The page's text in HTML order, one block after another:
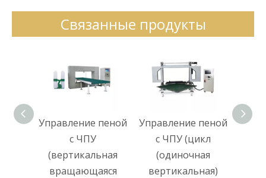
Связанные продукты
Управление пеной
с ЧПУ
(вертикальная
вращающаяся
Управление пеной
с ЧПУ (цикл
(одиночная
вертикальная)